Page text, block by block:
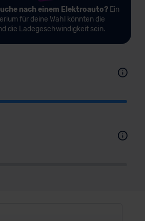
nach einem Elektroauto?Ein
für deine Wahl könnten die
die Ladegeschwindigkeit sein.